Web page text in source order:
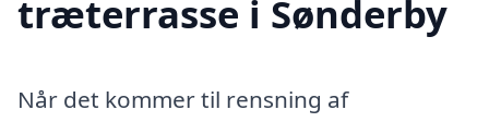
træterrasse i Sønderby
Når det kommer til rensning af